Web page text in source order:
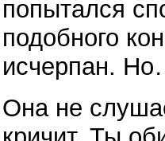
попытался
подобного
исчерпан.
Она не